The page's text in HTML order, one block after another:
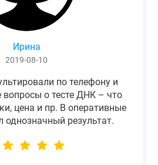
Ирина
2019-08-10
по телефону и
вопросы о тесте ДНК – что
цена и пр. В оперативные
однозначный результат.